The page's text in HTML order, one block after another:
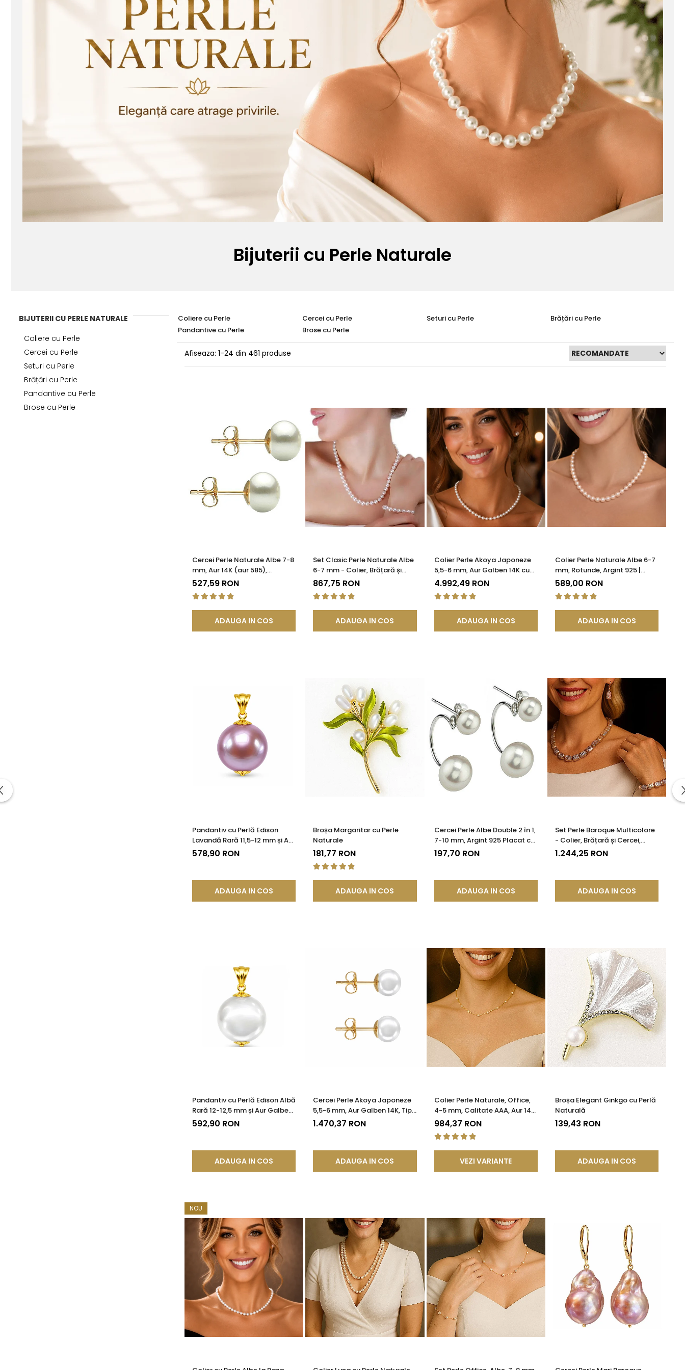
Bijuterii cu Perle Naturale
BIJUTERII CU PERLE NATURALE
Coliere cu Perle
Cercei cu Perle
Seturi cu Perle
Brățări cu Perle
Pandantive cu Perle
Brose cu Perle
Coliere cu Perle Cercei cu Perle Seturi cu Perle
Brățări cu Perle
Pandantive cu Perle
Brose cu Perle
Afiseaza: 1-24 din 461 produse
Cercei Perle Naturale Albe 7-8
mm, Aur 14K (aur 585),
Calitatea AAA | KASKADDA®
527,59 RON
ADAUGA IN COS
Set Clasic Perle Naturale Albe
6-7 mm - Colier, Brățară și
Cercei, Argint 925 | KASKADDA®
867,75 RON
ADAUGA IN COS
Colier Perle Akoya Japoneze
5,5-6 mm, Aur Galben 14K cu
Închizătoare Filigranată |
KASKADDA®
4.992,49 RON
ADAUGA IN COS
Colier Perle Naturale Albe 6-7
mm, Rotunde, Argint 925 |
KASKADDA®
589,00 RON
ADAUGA IN COS
Pandantiv cu Perlă Edison
Lavandă Rară 11,5-12 mm și Aur
14K (aur 585) | KASKADDA®
578,90 RON
ADAUGA IN COS
Broșa Margaritar cu Perle
Naturale
181,77 RON
ADAUGA IN COS
Cercei Perle Albe Double 2 în 1,
7-10 mm, Argint 925 Placat cu
Platină | KASKADDA®
197,70 RON
ADAUGA IN COS
Set Perle Baroque Multicolore
- Colier, Brățară și Cercei,
Argint 925 | KASKADDA®
1.244,25 RON
ADAUGA IN COS
Pandantiv cu Perlă Edison Albă
Rară 12-12,5 mm și Aur Galben
14K (aur 585) | KASKADDA®
592,90 RON
ADAUGA IN COS
Cercei Perle Akoya Japoneze
5,5-6 mm, Aur Galben 14K, Tip
Șurub - Calitate AAA+ |
KASKADDA®
1.470,37 RON
ADAUGA IN COS
Colier Perle Naturale, Office,
4-5 mm, Calitate AAA, Aur 14K
| KASKADDA®
984,37 RON
VEZI VARIANTE
Broșa Elegant Ginkgo cu Perlă
Naturală
139,43 RON
ADAUGA IN COS
NOU